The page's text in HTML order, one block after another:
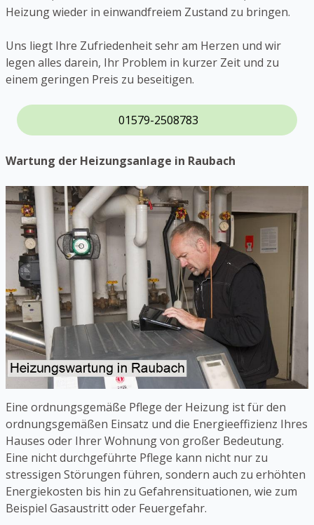
Heizung wieder in einwandfreiem Zustand zu bringen.
Uns liegt Ihre Zufriedenheit sehr am Herzen und wir
legen alles darein, Ihr Problem in kurzer Zeit und zu
einem geringen Preis zu beseitigen.
01579-2508783
Wartung der Heizungsanlage in Raubach
Eine ordnungsgemäße Pflege der Heizung ist für den
ordnungsgemäßen Einsatz und die Energieeffizienz Ihres
Hauses oder Ihrer Wohnung von großer Bedeutung.
Eine nicht durchgeführte Pflege kann nicht nur zu
stressigen Störungen führen, sondern auch zu erhöhten
Energiekosten bis hin zu Gefahrensituationen, wie zum
Beispiel Gasaustritt oder Feuergefahr.